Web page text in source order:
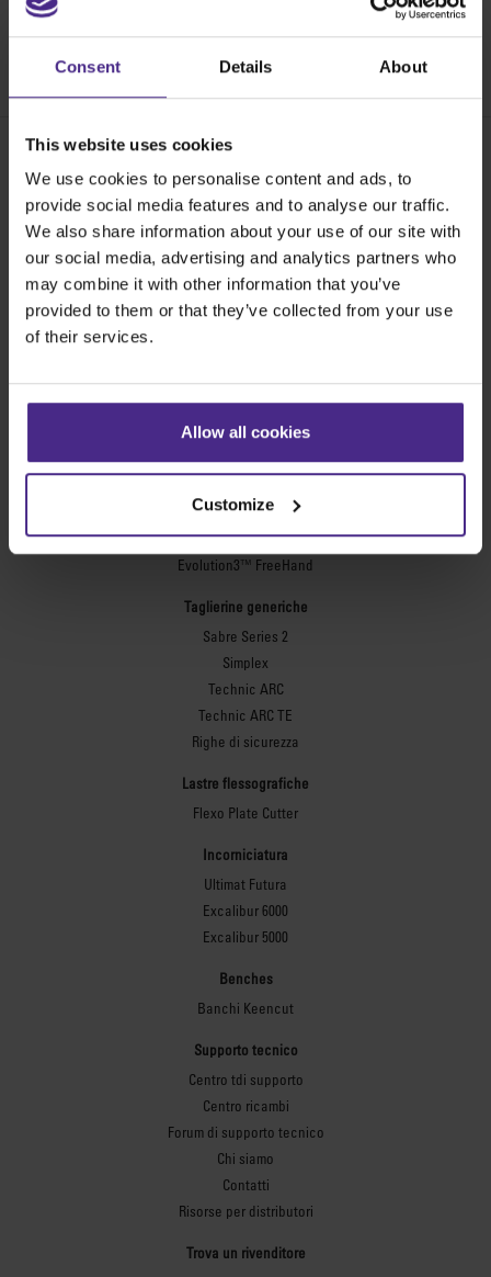
Consent Details About
This website uses cookies
We use cookies to personalise content and ads, to
provide social media features and to analyse our traffic.
We also share information about your use of our site with
our social media, advertising and analytics partners who
may combine it with other information that you’ve
provided to them or that they’ve collected from your use
of their services.
Allow all cookies
Customize
nuova >
SKU:SS33-063
Share:
Le macchine da taglio migliori al mondo
SteelTrak
Evolution3™ SmartFold
Evolution3™ BenchTop
Evolution3™ FreeHand
Taglierine generiche
Sabre Series 2
Simplex
Technic ARC
Technic ARC TE
Righe di sicurezza
Lastre flessografiche
Flexo Plate Cutter
Incorniciatura
Ultimat Futura
Excalibur 6000
Excalibur 5000
Benches
Banchi Keencut
Supporto tecnico
Centro tdi supporto
Centro ricambi
Forum di supporto tecnico
Chi siamo
Contatti
Risorse per distributori
Trova un rivenditore